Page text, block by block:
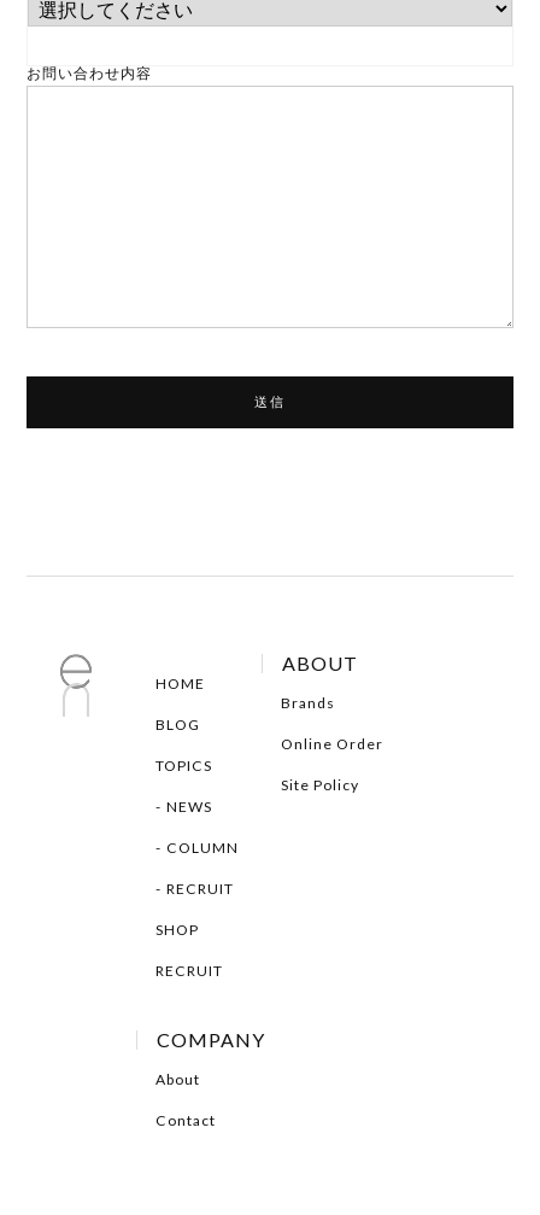
お問い合わせ内容
HOME
BLOG
TOPICS
NEWS
COLUMN
RECRUIT
SHOP
RECRUIT
ABOUT
Brands
Online Order
Site Policy
COMPANY
About
Contact